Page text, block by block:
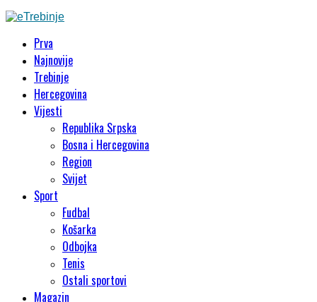
Prva
Najnovije
Trebinje
Hercegovina
Vijesti
Republika Srpska
Bosna i Hercegovina
Region
Svijet
Sport
Fudbal
Košarka
Odbojka
Tenis
Ostali sportovi
Magazin